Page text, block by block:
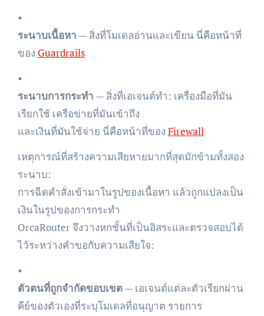
•
ระนาบเนื้อหา — สิ่งที่โมเดลอ่านและเขียน นี่คือหน้าที่
ของ Guardrails
•
ระนาบการกระทำ — สิ่งที่เอเจนต์ทำ: เครื่องมือที่มัน
เรียกใช้ เครือข่ายที่มันเข้าถึง
และเงินที่มันใช้จ่าย นี่คือหน้าที่ของ Firewall
เหตุการณ์ที่สร้างความเสียหายมากที่สุดมักข้ามทั้งสอง
ระนาบ:
การฉีดคำสั่งเข้ามาในรูปของเนื้อหา แล้วถูกแปลงเป็น
เงินในรูปของการกระทำ
OrcaRouter จึงวางหกชั้นที่เป็นอิสระและตรวจสอบได้
ไว้ระหว่างคำขอกับความเสียใจ:
•
ตัวตนที่ถูกจำกัดขอบเขต— เอเจนต์แต่ละตัวเรียกผ่าน
คีย์ของตัวเองที่ระบุโมเดลที่อนุญาต รายการ